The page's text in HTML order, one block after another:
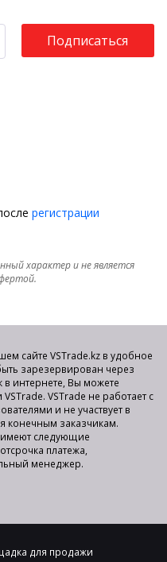
Подписаться
регистрации
характер и не является
сайте VSTrade.kz в удобное
зарезервирован через
в интернете, Вы можете
VSTrade не работает с
и не участвует в
конечным заказчикам.
имеют следующие
платежа,
менеджер.
для продажи